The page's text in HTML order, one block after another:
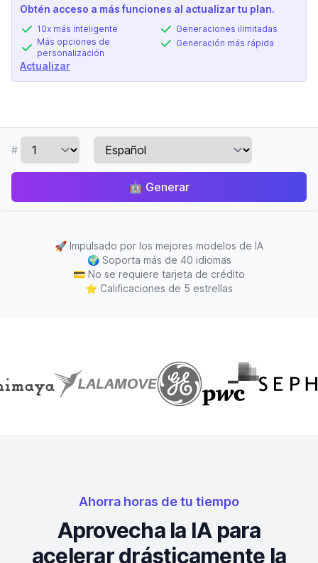
Obtén acceso a más funciones al actualizar tu plan.
10x más inteligente
Más opciones de
personalización
Generaciones ilimitadas
Generación más rápida
Actualizar
#
🤖 Generar
🚀 Impulsado por los mejores modelos de IA
🌍 Soporta más de 40 idiomas
💳 No se requiere tarjeta de crédito
⭐ Calificaciones de 5 estrellas
Ahorra horas de tu tiempo
Aprovecha la IA para
acelerar drásticamente la